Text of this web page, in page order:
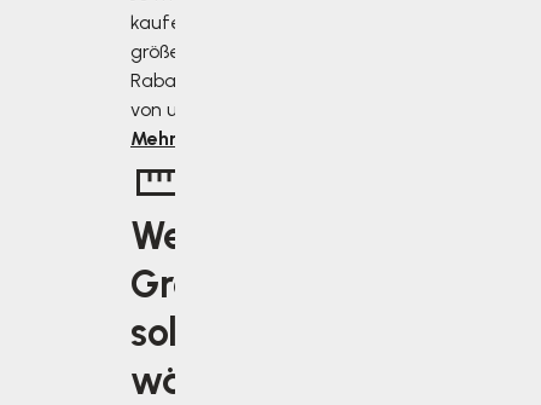
kaufen, desto
größer ist der
Rabatt, den Sie
von uns erhalten.
Mehr erfahren
Welche
Größe
soll ich
wählen?